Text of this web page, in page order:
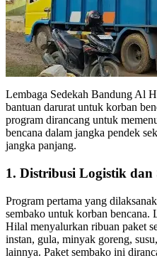
Lembaga Sedekah Bandung Al
bantuan darurat untuk korban
program dirancang untuk
bencana dalam jangka pendek
jangka panjang.
1. Distribusi Logistik dan
Program pertama yang
sembako untuk korban bencana.
Hilal menyalurkan ribuan paket
instan, gula, minyak goreng,
lainnya. Paket sembako ini